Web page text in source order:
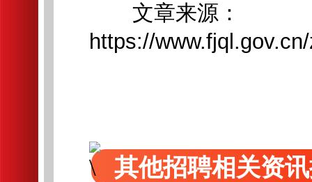
文章来源：
https://
其他招聘相关资